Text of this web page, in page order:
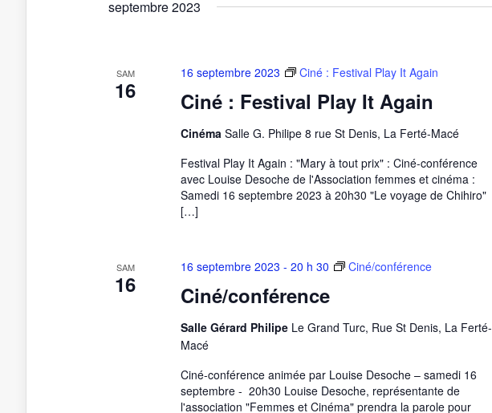
septembre 2023
SAM
16 Ciné : Festival Play It Again
16 septembre 2023 Ciné : Festival Play It Again
Cinéma Salle G. Philipe 8 rue St Denis, La Ferté-Macé
Festival Play It Again : "Mary à tout prix" : Ciné-conférence
avec Louise Desoche de l'Association femmes et cinéma :
Samedi 16 septembre 2023 à 20h30 "Le voyage de Chihiro"
[…]
SAM
16 Ciné/conférence
16 septembre 2023 - 20 h 30 Ciné/conférence
Salle Gérard Philipe Le Grand Turc, Rue St Denis, La Ferté-
Macé
Ciné-conférence animée par Louise Desoche – samedi 16
septembre - 20h30 Louise Desoche, représentante de
l'association "Femmes et Cinéma" prendra la parole pour